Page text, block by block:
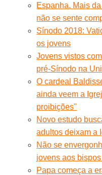
Espanha. Mais
não se sente
Sínodo 2018:
os jovens
Jovens vistos
pré-Sínodo na
O cardeal
ainda veem a
proibições"
Novo estudo
adultos deixam a
Não se
jovens aos
Papa começa a